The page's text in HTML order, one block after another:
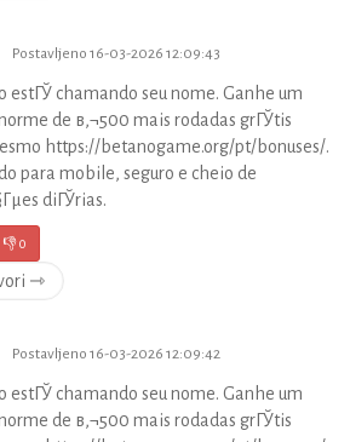
Postavljeno 16-03-2026 12:09:43
estГЎ chamando seu nome. Ganhe um
de в‚¬500 mais rodadas grГЎtis
https://betanogame.org/pt/bonuses/.
para mobile, seguro e cheio de
diГЎrias.
👎0
⇾
Postavljeno 16-03-2026 12:09:42
estГЎ chamando seu nome. Ganhe um
de в‚¬500 mais rodadas grГЎtis